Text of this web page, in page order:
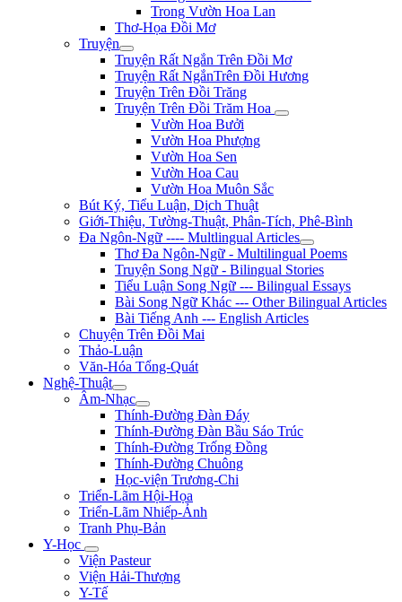
Trong Vườn Hoa Lan
Thơ-Họa Đồi Mơ
Truyện
Truyện Rất Ngắn Trên Đồi Mơ
Truyện Rất NgắnTrên Đồi Hương
Truyện Trên Đồi Trăng
Truyện Trên Đồi Trăm Hoa
Vườn Hoa Bưởi
Vườn Hoa Phượng
Vườn Hoa Sen
Vườn Hoa Cau
Vườn Hoa Muôn Sắc
Bút Ký, Tiểu Luận, Dịch Thuật
Giới-Thiệu, Tường-Thuật, Phân-Tích, Phê-Bình
Đa Ngôn-Ngữ ---- Multlingual Articles
Thơ Đa Ngôn-Ngữ - Multilingual Poems
Truyện Song Ngữ - Bilingual Stories
Tiểu Luận Song Ngữ --- Bilingual Essays
Bài Song Ngữ Khác --- Other Bilingual Articles
Bài Tiếng Anh --- English Articles
Chuyện Trên Đồi Mai
Thảo-Luận
Văn-Hóa Tổng-Quát
Nghệ-Thuật
Âm-Nhạc
Thính-Đường Đàn Đáy
Thính-Đường Đàn Bầu Sáo Trúc
Thính-Đường Trống Đồng
Thính-Đường Chuông
Học-viện Trương-Chi
Triển-Lãm Hội-Họa
Triển-Lãm Nhiếp-Ảnh
Tranh Phụ-Bản
Y-Học
Viện Pasteur
Viện Hải-Thượng
Y-Tế